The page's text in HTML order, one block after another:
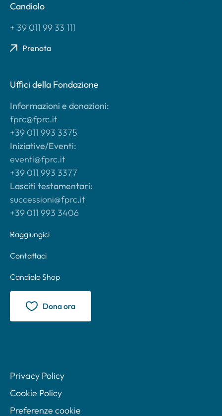
Candiolo
+ 39 011 99 33 111
Prenota
Uffici della Fondazione
Informazioni e donazioni:
fprc@fprc.it
+39 011 993 3375
Iniziative/Eventi:
eventi@fprc.it
+39 011 993 3377
Lasciti testamentari:
successioni@fprc.it
+39 011 993 3406
Raggiungici
Contattaci
Candiolo Shop
Dona ora
Privacy Policy
Cookie Policy
Preferenze cookie